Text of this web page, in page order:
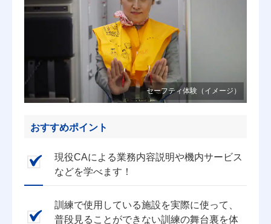
セーフティ体験（イメージ）
おすすめポイント
現役CAによる業務内容説明や機内サービス
などを学べます！
訓練で使用している施設を実際に使って、
普段見ることができない訓練の舞台裏を体